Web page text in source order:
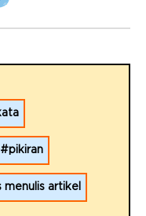
pikiran
menulis artikel